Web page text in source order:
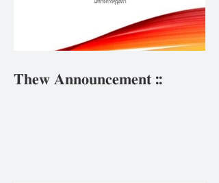
𝐓𝐡𝐞𝐰 𝐀𝐧𝐧𝐨𝐮𝐧𝐜𝐞𝐦𝐞𝐧𝐭 ::